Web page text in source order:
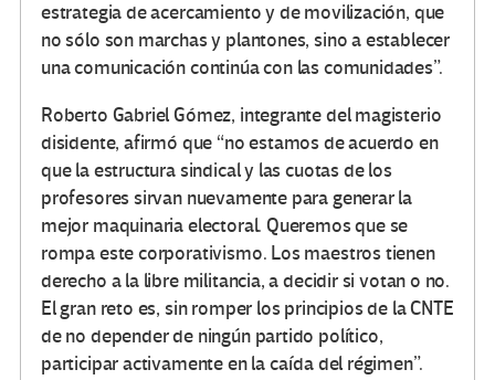
estrategia de acercamiento y de movilización, que
no sólo son marchas y plantones, sino a establecer
una comunicación continúa con las comunidades .
Roberto Gabriel Gómez, integrante del magisterio
disidente, afirmó que no estamos de acuerdo en
que la estructura sindical y las cuotas de los
profesores sirvan nuevamente para generar la
mejor maquinaria electoral. Queremos que se
rompa este corporativismo. Los maestros tienen
derecho a la libre militancia, a decidir si votan o no.
El gran reto es, sin romper los principios de la CNTE
de no depender de ningún partido político,
participar activamente en la caída del régimen .